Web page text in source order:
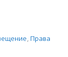
, Права